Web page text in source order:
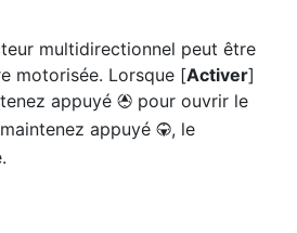
multidirectionnel peut être
motorisée. Lorsque [Activer]
appuyé 1 pour ouvrir le
appuyé 3, le